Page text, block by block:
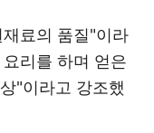
료의 품질"이라
리를 하며 얻은
"이라고 강조했